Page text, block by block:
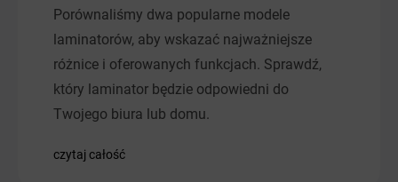
Porównaliśmy dwa popularne modele
laminatorów, aby wskazać najważniejsze
różnice i oferowanych funkcjach. Sprawdź,
który laminator będzie odpowiedni do
Twojego biura lub domu.
czytaj całość